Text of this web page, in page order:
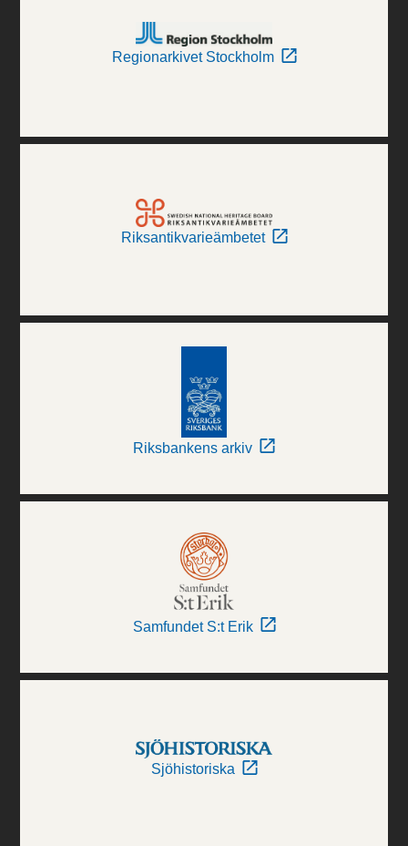
Regionarkivet Stockholm
Riksantikvarieämbetet
Riksbankens arkiv
Samfundet S:t Erik
Sjöhistoriska